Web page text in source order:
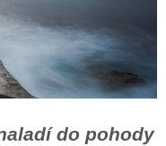
do pohody